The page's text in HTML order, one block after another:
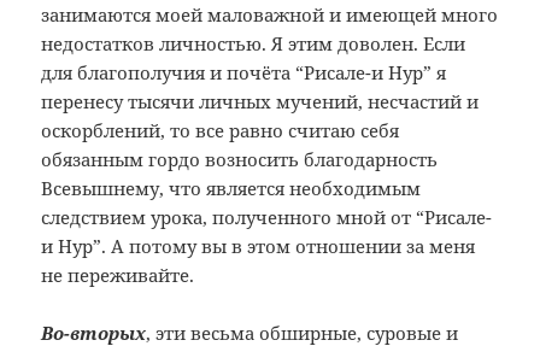
занимаются моей маловажной и имеющей много
недостатков личностью. Я этим доволен. Если
для благополучия и почёта “Рисале-и Нур” я
перенесу тысячи личных мучений, несчастий и
оскорблений, то все равно считаю себя
обязанным гордо возносить благодарность
Всевышнему, что является необходимым
следствием урока, полученного мной от “Рисале-
и Нур”. А потому вы в этом отношении за меня
не переживайте.
Во-вторых, эти весьма обширные, суровые и